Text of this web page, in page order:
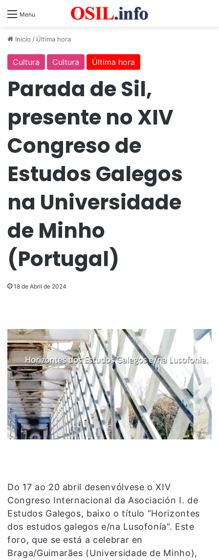
Menu
Inicio / Última hora
Cultura Cultura Última hora
Parada de Sil,
presente no XIV
Congreso de
Estudos Galegos
na Universidade
de Minho
(Portugal)
18 de Abril de 2024
Do 17 ao 20 abril desenvólvese o XIV
Congreso Internacional da Asociación I. de
Estudos Galegos, baixo o título “Horizontes
dos estudos galegos e/na Lusofonía”. Este
foro, que se está a celebrar en
Braga/Guimarães (Universidade de Minho),